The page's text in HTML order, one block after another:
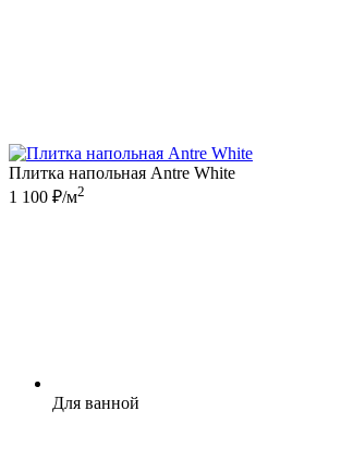
Плитка напольная Antre White
1 100 ₽/м2
Для ванной